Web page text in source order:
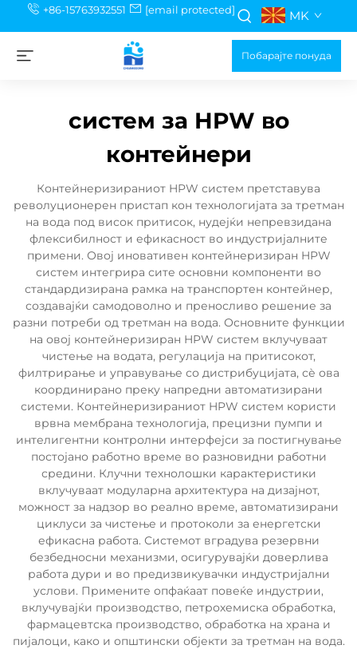
+86-15763932551 [email protected] MK
Побарајте понуда
систем за HPW во
контейнери
Контейнеризираниот HPW систем претставува
револуционерен пристап кон технологијата за третман
на вода под висок притисок, нудејќи непревзидана
флексибилност и ефикасност во индустријалните
примени. Овој иновативен контейнеризиран HPW
систем интегрира сите основни компоненти во
стандардизирана рамка на транспортен контейнер,
создавајќи самодоволно и преносливо решение за
разни потреби од третман на вода. Основните функции
на овој контейнеризиран HPW систем вклучуваат
чистење на водата, регулација на притисокот,
филтрирање и управување со дистрибуцијата, сѐ ова
координирано преку напредни автоматизирани
системи. Контейнеризираниот HPW систем користи
врвна мембрана технологија, прецизни пумпи и
интелигентни контролни интерфејси за постигнување
постојано работно време во разновидни работни
средини. Клучни технолошки карактеристики
вклучуваат модуларна архитектура на дизајнот,
можност за надзор во реално време, автоматизирани
циклуси за чистење и протоколи за енергетски
ефикасна работа. Системот вградува резервни
безбедносни механизми, осигурувајќи доверлива
работа дури и во предизвикувачки индустријални
услови. Примените опфаќаат повеќе индустрии,
вклучувајќи производство, петрохемиска обработка,
фармацевтска производство, обработка на храна и
пијалоци, како и општински објекти за третман на вода.